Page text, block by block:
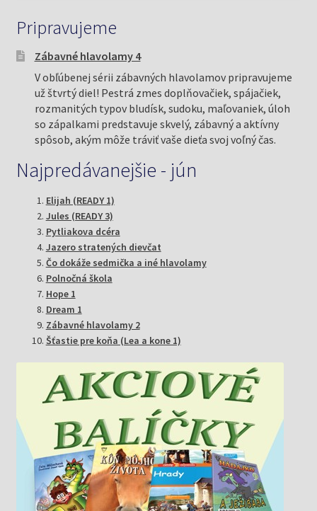
Pripravujeme
Zábavné hlavolamy 4
V obľúbenej sérii zábavných hlavolamov pripravujeme
už štvrtý diel! Pestrá zmes doplňovačiek, spájačiek,
rozmanitých typov bludísk, sudoku, maľovaniek, úloh
so zápalkami predstavuje skvelý, zábavný a aktívny
spôsob, akým môže tráviť vaše dieťa svoj voľný čas.
Najpredávanejšie - jún
Elijah (READY 1)
Jules (READY 3)
Pytliakova dcéra
Jazero stratených dievčat
Čo dokáže sedmička a iné hlavolamy
Polnočná škola
Hope 1
Dream 1
Zábavné hlavolamy 2
Šťastie pre koňa (Lea a kone 1)